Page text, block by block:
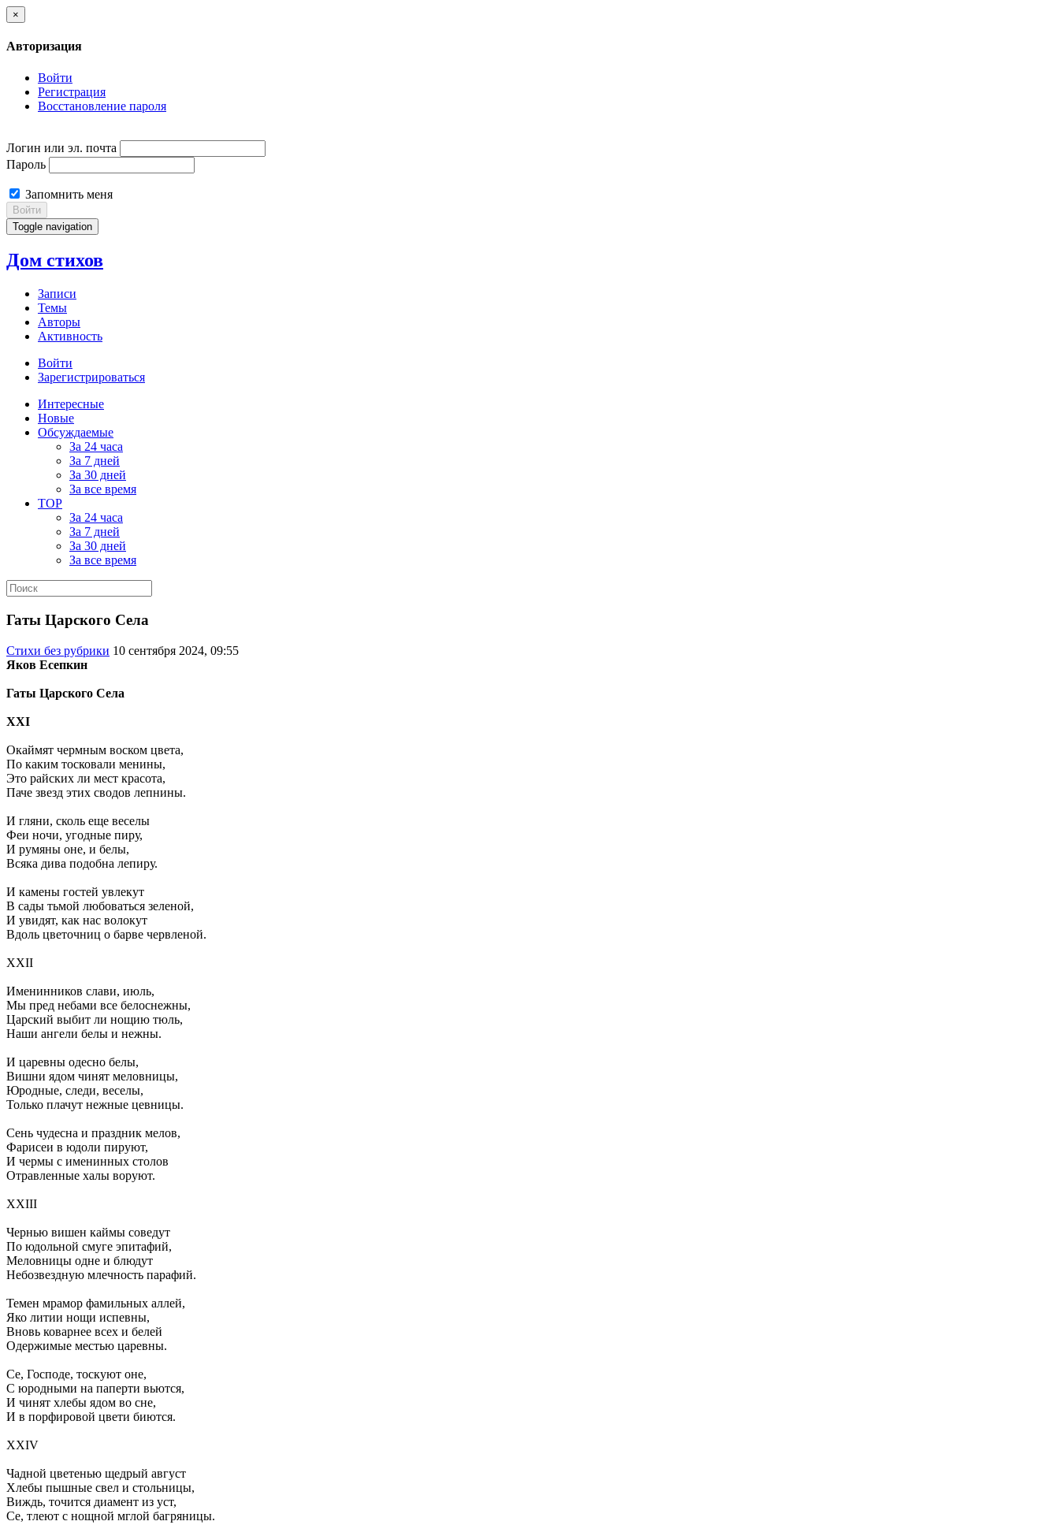
×
Авторизация
Войти
Регистрация
Восстановление пароля
Логин или эл. почта
Пароль
Запомнить меня
Войти
Toggle navigation
Дом стихов
Записи
Темы
Авторы
Активность
Войти
Зарегистрироваться
Интересные
Новые
Обсуждаемые
За 24 часа
За 7 дней
За 30 дней
За все время
TOP
За 24 часа
За 7 дней
За 30 дней
За все время
Гаты Царского Села
Стихи без рубрики 10 сентября 2024, 09:55
Яков Есепкин
Гаты Царского Села
XXI
Окаймят чермным воском цвета,
По каким тосковали менины,
Это райских ли мест красота,
Паче звезд этих сводов лепнины.
И гляни, сколь еще веселы
Феи ночи, угодные пиру,
И румяны оне, и белы,
Всяка дива подобна лепиру.
И камены гостей увлекут
В сады тьмой любоваться зеленой,
И увидят, как нас волокут
Вдоль цветочниц о барве червленой.
XXII
Именинников слави, июль,
Мы пред небами все белоснежны,
Царский выбит ли нощию тюль,
Наши ангели белы и нежны.
И царевны одесно белы,
Вишни ядом чинят меловницы,
Юродные, следи, веселы,
Только плачут нежные цевницы.
Сень чудесна и праздник мелов,
Фарисеи в юдоли пируют,
И чермы с именинных столов
Отравленные халы воруют.
XXIII
Чернью вишен каймы соведут
По юдольной смуге эпитафий,
Меловницы одне и блюдут
Небозвездную млечность парафий.
Темен мрамор фамильных аллей,
Яко литии нощи испевны,
Вновь коварнее всех и белей
Одержимые местью царевны.
Се, Господе, тоскуют оне,
С юродными на паперти вьются,
И чинят хлебы ядом во сне,
И в порфировой цвети биются.
XXIV
Чадной цветенью щедрый август
Хлебы пышные свел и стольницы,
Виждь, точится диамент из уст,
Се, тлеют с нощной мглой багряницы.